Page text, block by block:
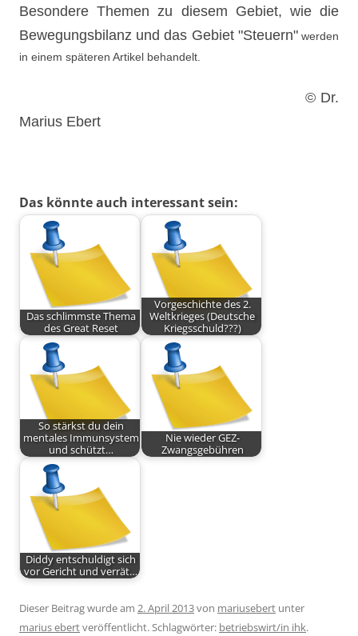
Besondere Themenzu diesem Gebiet, wie die
Bewegungsbilanz und das Gebiet "Steuern"werden
in einem späteren Artikel behandelt.
© Dr.
Marius Ebert
Das könnte auch interessant sein:
Das schlimmste Thema
des Great Reset
Vorgeschichte des 2.
Weltkrieges (Deutsche
Kriegsschuld???)
So stärkst du dein
mentales Immunsystem
und schützt…
Nie wieder GEZ-
Zwangsgebühren
Diddy entschuldigt sich
vor Gericht und verrät…
Dieser Beitrag wurde am 2. April 2013von mariusebert unter
marius ebertveröffentlicht. Schlagwörter: betriebswirt/in ihk.